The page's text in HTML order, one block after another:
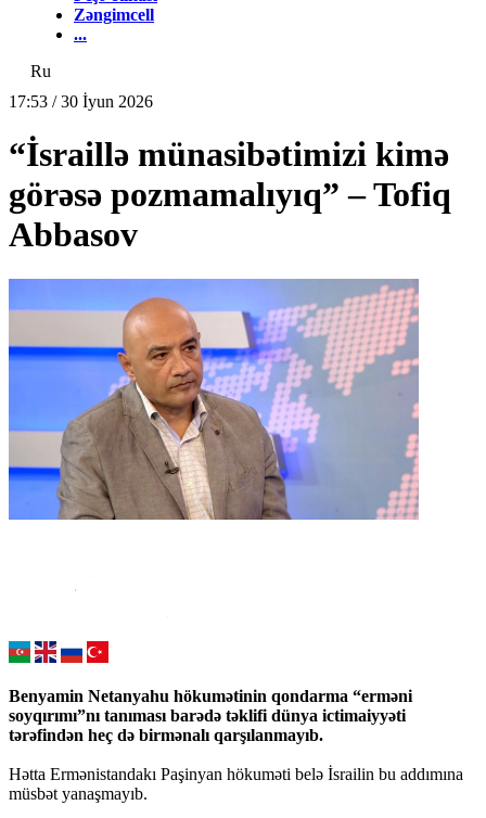
Zəngimcell
...
Ru
17:53 / 30 İyun 2026
“İsraillə münasibətimizi kimə
görəsə pozmamalıyıq” – Tofiq
Abbasov
Benyamin Netanyahu hökumətinin qondarma “erməni
soyqırımı”nı tanıması barədə təklifi dünya ictimaiyyəti
tərəfindən heç də birmənalı qarşılanmayıb.
Hətta Ermənistandakı Paşinyan hökuməti belə İsrailin bu addımına
müsbət yanaşmayıb.